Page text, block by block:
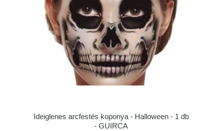
Ideiglenes arcfestés koponya - Halloween - 1 db
- GUIRCA